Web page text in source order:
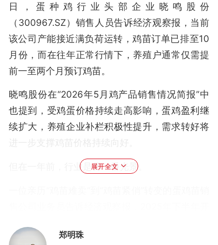
日，蛋种鸡行业头部企业晓鸣股份
（300967.SZ）销售人员告诉经济观察报，当前
该公司产能接近满负荷运转，鸡苗订单已排至10
月份，而在往年正常行情下，养殖户通常仅需提
前一至两个月预订鸡苗。
晓鸣股份在“2026年5月鸡产品销售情况简报”中
也提到，受鸡蛋价格持续走高影响，蛋鸡盈利继
续扩大，养殖企业补栏积极性提升，需求转好将
但在一年前，行业是另一番光景。
还在到处找客户接鸡。而到了今年，订单已经排
展开全文
郑明珠